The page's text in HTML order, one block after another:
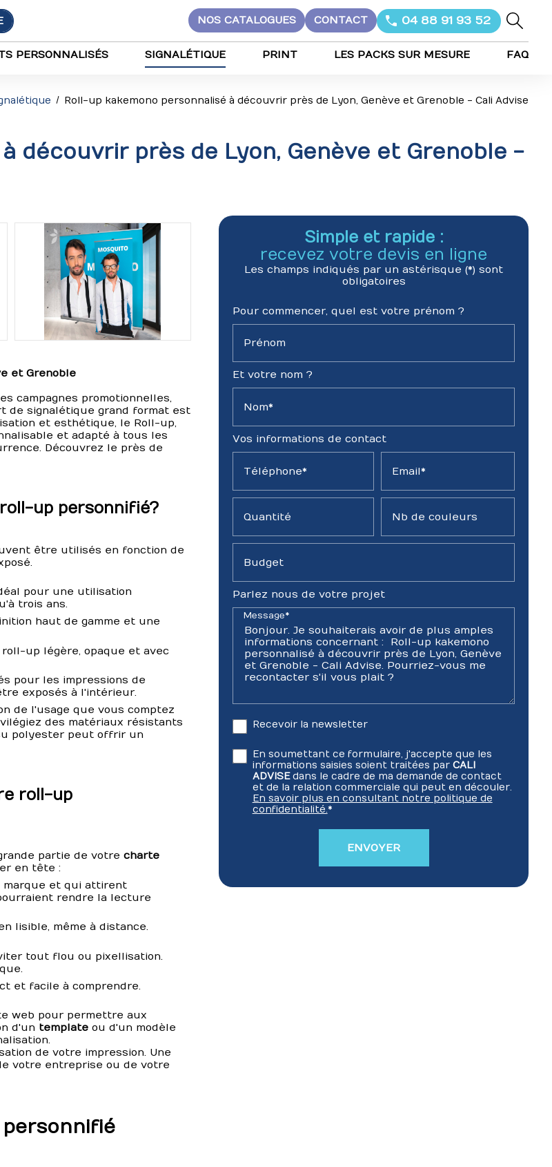
NOS CATALOGUES CONTACT 04 88 91 93 52
PERSONNALISÉS SIGNALÉTIQUE PRINT LES PACKS SUR MESURE FAQ
Roll-up kakemono personnalisé à découvrir près de Lyon, Genève et Grenoble - Cali Advise
découvrir près de Lyon, Genève et Grenoble -
et Grenoble
campagnes promotionnelles,
de signalétique grand format est
et esthétique, le Roll-up,
et adapté à tous les
Découvrez le près de
up personnifié?
être utilisés en fonction de
pour une utilisation
trois ans.
haut de gamme et une
up légère, opaque et avec
pour les impressions de
exposés à l'intérieur.
de l'usage que vous comptez
des matériaux résistants
polyester peut offrir un
roll-up
partie de votre charte
en tête :
et qui attirent
rendre la lecture
lisible, même à distance.
tout flou ou pixellisation.
et facile à comprendre.
web pour permettre aux
d'un templateou d'un modèle
de votre impression. Une
votre entreprise ou de votre
Simple et rapide :
recevez votre devis en ligne
Les champs indiqués par un astérisque (*) sont
obligatoires
Pour commencer, quel est votre prénom ?
Prénom
Et votre nom ?
Nom*
Vos informations de contact
Téléphone* Email*
Quantité Nb de couleurs
Budget
Parlez nous de votre projet
Message*
Recevoir la newsletter
En soumettant ce formulaire, j'accepte que les
informations saisies soient traitées par CALI
ADVISEdans le cadre de ma demande de contact
et de la relation commerciale qui peut en découler.
En savoir plus en consultant notre politique de
confidentialité.*